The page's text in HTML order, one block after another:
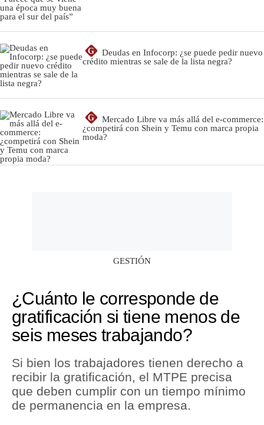
G
Deudas en Infocorp: ¿se puede pedir nuevo
crédito mientras se sale de la lista negra?
G
Mercado Libre va más allá del e-commerce:
¿competirá con Shein y Temu con marca propia
moda?